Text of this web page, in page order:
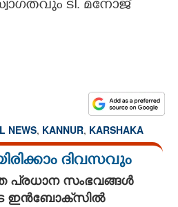
ടി. മനോജ്
NEWS, KANNUR, KARSHAKA
ദിവസവും
പ്രധാന സംഭവങ്ങൾ
ഇൻബോക്സിൽ